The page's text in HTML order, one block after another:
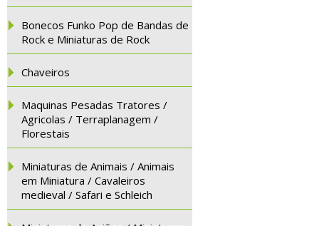
Bonecos Funko Pop de Bandas de
Rock e Miniaturas de Rock
Chaveiros
Maquinas Pesadas Tratores /
Agricolas / Terraplanagem /
Florestais
Miniaturas de Animais / Animais
em Miniatura / Cavaleiros
medieval / Safari e Schleich